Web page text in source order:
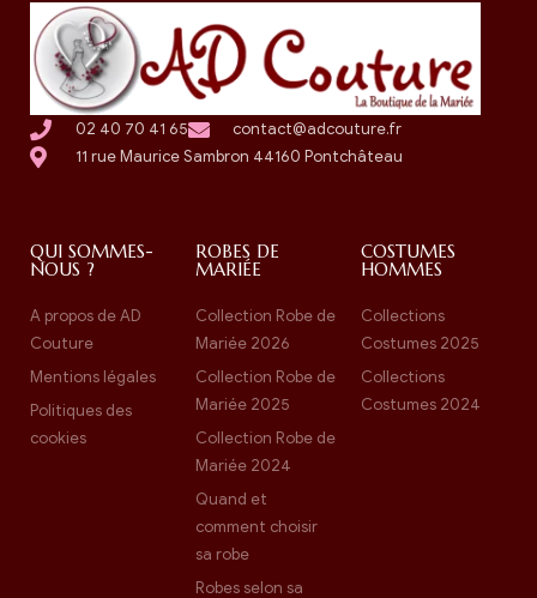
02 40 70 41 65
contact@adcouture.fr
11 rue Maurice Sambron 44160 Pontchâteau
QUI SOMMES-
NOUS ?
A propos de AD
Couture
Mentions légales
Politiques des
cookies
ROBES DE
MARIÉE
Collection Robe de
Mariée 2026
Collection Robe de
Mariée 2025
Collection Robe de
Mariée 2024
Quand et
comment choisir
sa robe
Robes selon sa
COSTUMES
HOMMES
Collections
Costumes 2025
Collections
Costumes 2024